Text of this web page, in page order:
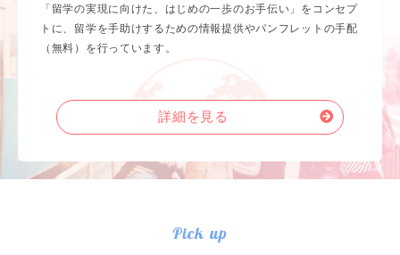
「留学の実現に向けた、はじめの一歩のお手伝い」をコンセプ
トに、留学を手助けするための情報提供やパンフレットの手配
（無料）を行っています。
詳細を見る
Pick up